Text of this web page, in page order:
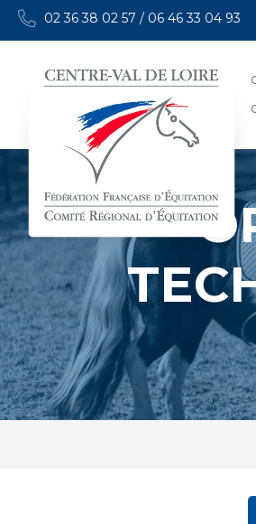
02 36 38 02 57 / 06 46 33 04 93